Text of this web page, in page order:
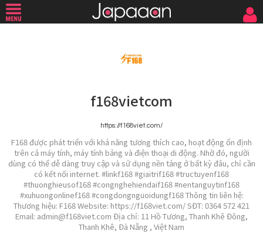
f168vietcom
https://f168viet.com/
F168 được phát triển với khả năng tương thích cao, hoạt động ổn định
trên cả máy tính, máy tính bảng và điện thoại di động. Nhờ đó, người
dùng có thể dễ dàng truy cập và sử dụng nền tảng ở bất kỳ đâu, chỉ cần
có kết nối internet. #linkf168 #giaitrif168 #tructuyenf168
#thuonghieusof168 #congnghehiendaif168 #nentanguytinf168
#xuhuongonlinef168 #congdongnguoidungf168 Thông tin liên hệ:
Thương hiệu: F168 Website: https://f168viet.com/ SĐT: 0364 572 421
Email: admin@f168viet.com Địa chỉ: 11 Hồ Tương, Thanh Khê Đông,
Thanh Khê, Đà Nẵng , Việt Nam